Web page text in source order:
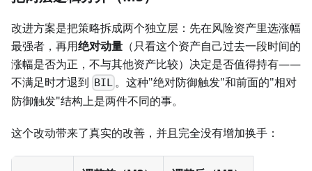
改进方案是把策略拆成两个独立层：先在风险资产里选涨幅
最强者，再用绝对动量 （只看这个资产自己过去一段时间的
涨幅是否为正，不与其他资产比较）决定是否值得持有——
不满足时才退到 BIL 。这种"绝对防御触发"和前面的"相对
防御触发"结构上是两件不同的事。
这个改动带来了真实的改善，并且完全没有增加换手：